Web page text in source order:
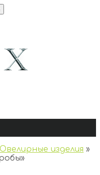
изделия »
»